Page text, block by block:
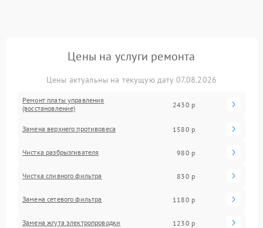
Цены на услуги ремонта
Цены актуальны на текущую дату 07.08.2026
Ремонт платы управления
(восстановление)
2430 р
Замена верхнего противовеса 1580 р
Чистка разбрызгивателя 980 р
Чистка сливного фильтра 830 р
Замена сетевого фильтра 1180 р
Замена жгута электропроводки 1230 р